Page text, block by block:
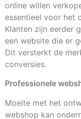
online willen
essentieel voor het
Klanten zijn eerder
een website die er
Dit versterkt de
conversies.
Professionele
Moeite met het
webshop kan